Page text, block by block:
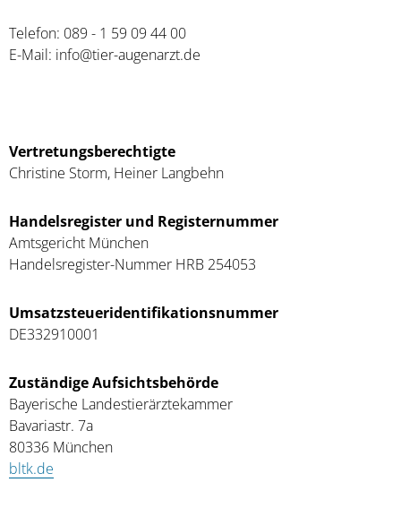
Telefon: 089 - 1 59 09 44 00
E-Mail: info@tier-augenarzt.de
Vertretungsberechtigte
Christine Storm, Heiner Langbehn
Handelsregister und Registernummer
Amtsgericht München
Handelsregister-Nummer HRB 254053
Umsatzsteueridentifikationsnummer
DE332910001
Zuständige Aufsichtsbehörde
Bayerische Landestierärztekammer
Bavariastr. 7a
80336 München
bltk.de